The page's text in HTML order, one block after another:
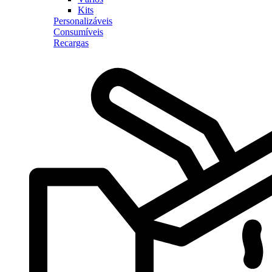
Kits
Personalizáveis
Consumíveis
Recargas